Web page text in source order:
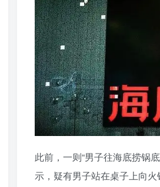
此前，一则“男子往海底捞锅
示，疑有男子站在桌子上向